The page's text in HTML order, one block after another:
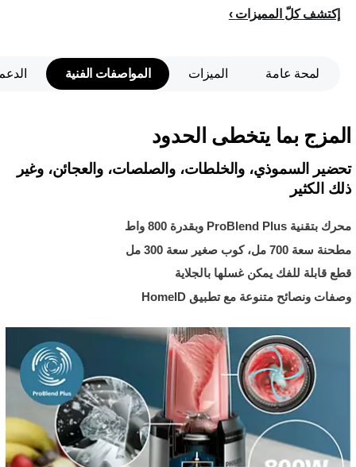
إكتشف كلّ المميزات
لمحة عامة الميزات المواصفات الفنية
المزج بما يتخطى الحدود
تحضير السموذي، والخلطات، والصلصات، والعجائن، وغير
ذلك الكثير
محرك بتقنية ProBlend Plus وبقدرة 800 واط
مطحنة سعة 700 مل، كوب صغير سعة 300 مل
قطع قابلة للفك يمكن غسلها بالجلاية
وصفات ونصائح متنوعة مع تطبيق HomeID